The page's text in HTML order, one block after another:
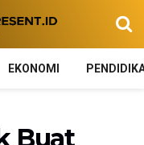
EKONOMI
Buat